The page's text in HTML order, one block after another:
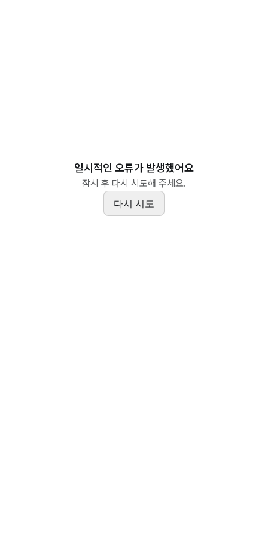
일시적인 오류가 발생했어요
잠시 후 다시 시도해 주세요.
다시 시도